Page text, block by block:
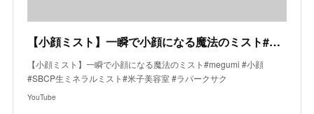
【小顔ミスト】一瞬で小顔になる魔法のミスト#megumi #小顔 #SBCP生ミネラルミスト#米子美容室 #ラパークサク
【小顔ミスト】一瞬で小顔になる魔法のミスト#megumi #小顔
#SBCP生ミネラルミスト#米子美容室 #ラパークサク
YouTube